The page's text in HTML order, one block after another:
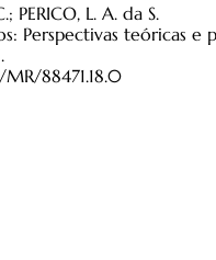
PERICO, L. A. da S.
Perspectivas teóricas e
88471.18.0